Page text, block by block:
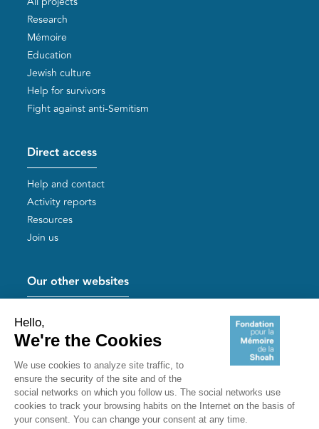
Research
Mémoire
Education
Jewish culture
Help for survivors
Fight against anti-Semitism
Direct access
Help and contact
Activity reports
Resources
Join us
Our other websites
Mémoires vives
Useful links
Shoah Memorial
The Milles camp